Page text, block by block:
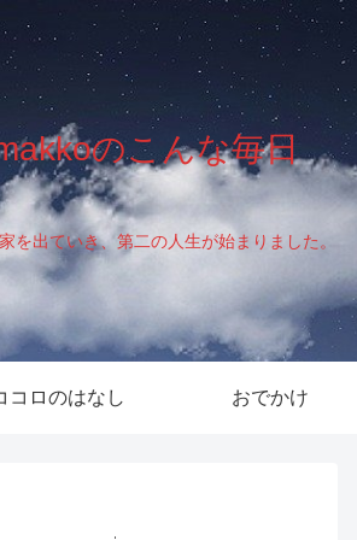
のこんな毎日
を出ていき、第二の人生が始まりました。
コロのはなし おでかけ